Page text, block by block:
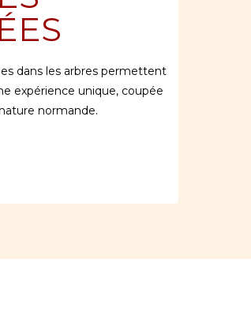
dans les arbres permettent
expérience unique, coupée
normande.